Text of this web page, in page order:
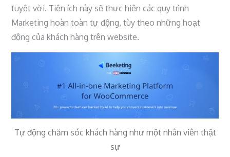
tuyệt vời. Tiện ích này sẽ thực hiện các quy trình
Marketing hoàn toàn tự động, tùy theo những hoạt
động của khách hàng trên website.
Tự động chăm sóc khách hàng như một nhân viên thật
sự